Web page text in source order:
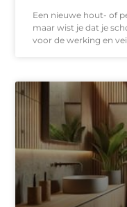
Een nieuwe hout- of
maar wist je dat je
voor de werking en